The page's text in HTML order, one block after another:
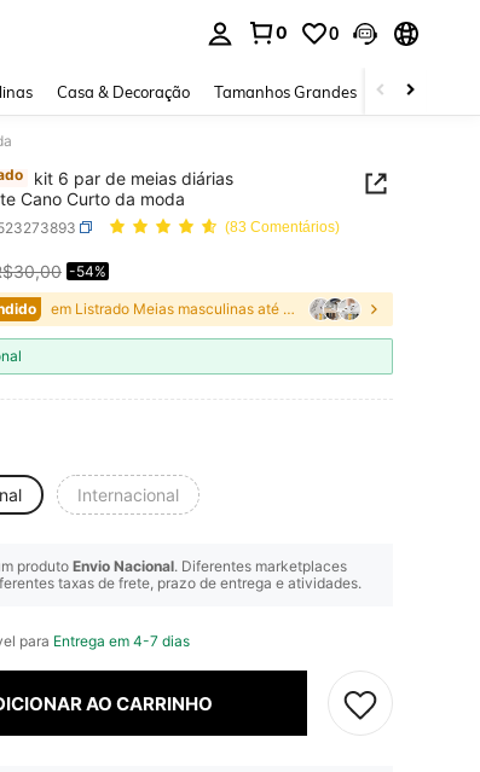
0 0
Casa & Decoração Tamanhos Grandes Joias e
kit 6 par de meias diárias
Cano Curto da moda
(83 Comentários)
AVAILABILITY
-54%
em Listrado Meias masculinas até o tornozelo
Internacional
produto Envio Nacional. Diferentes marketplaces
taxas de frete, prazo de entrega e atividades.
para Entrega em 4-7 dias
AO CARRINHO